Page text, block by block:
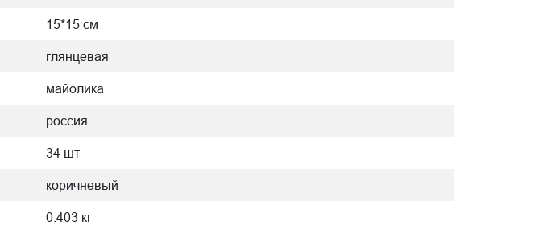
15*15 см
глянцевая
майолика
россия
34 шт
коричневый
0.403 кг